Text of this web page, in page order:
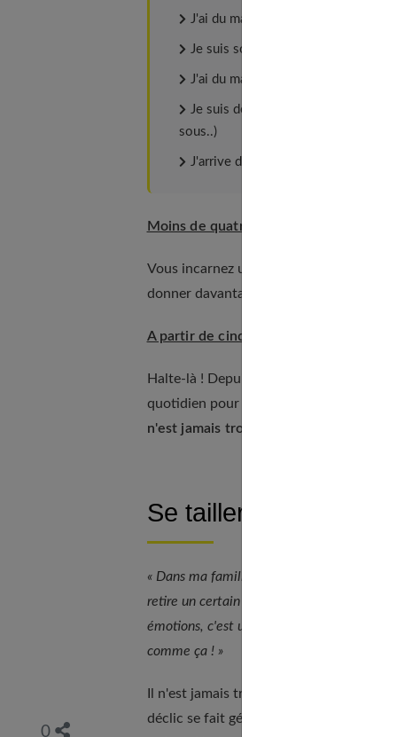
0
J'ai du mal à rester seul(e).
Je suis souvent en conflits avec
J'ai du mal à dire "non" et à
Je suis dépendant(e) à une
sous..)
J'arrive difficilement à contrôler
Moins de quatre réponses positives :
Vous incarnez un personnage
donner davantage de panache ?
A partir de cinq réponses positives :
Halte-là ! Depuis combien de mois
quotidien pour réfléchir à la façon dont
n'est jamais trop tard
Se tailler un rôle sur
« Dans ma famille, le mot d'ordre a
retire un certain courage car je ne me
émotions, c'est une question d'éducation.
comme ça ! »
Il n'est jamais trop tard pour changer ! Il
déclic se fait généralement à un âge